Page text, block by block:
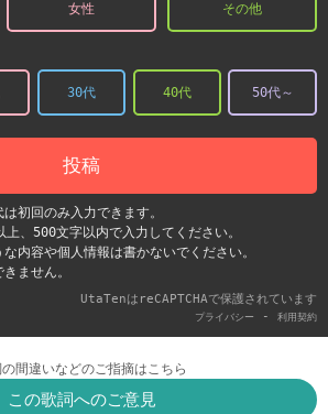
女性 その他
30代 40代 50代～
投稿
初回のみ入力できます。
、500文字以内で入力してください。
内容や個人情報は書かないでください。
ません。
UtaTenはreCAPTCHAで保護されています
プライバシー - 利用契約
間違いなどのご指摘はこちら
この歌詞へのご意見